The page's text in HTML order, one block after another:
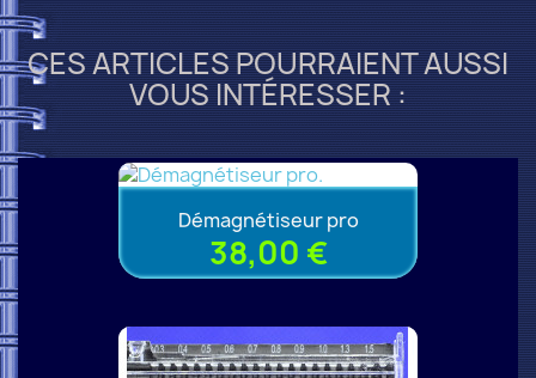
CES ARTICLES POURRAIENT AUSSI
VOUS INTÉRESSER :
Démagnétiseur pro
38,00 €